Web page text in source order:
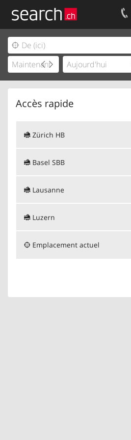
Accès rapide
Zürich HB
Basel SBB
Lausanne
Luzern
Emplacement actuel
Votre inscription
Centre clients